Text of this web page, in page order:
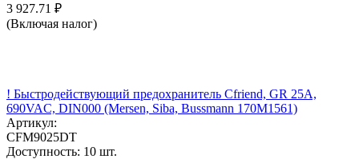
3 927.71 ₽
(Включая налог)
! Быстродействующий предохранитель Cfriend, GR 25А,
690VAC, DIN000 (Mersen, Siba, Bussmann 170M1561)
Артикул:
CFM9025DT
Доступность: 10 шт.